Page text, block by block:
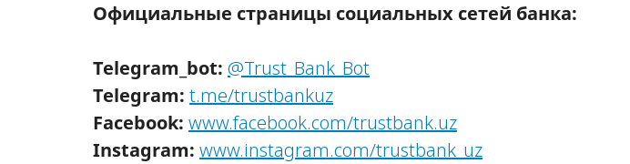
Официальные страницы социальных сетей банка:
Telegram_bot: @Trust_Bank_Bot
Telegram: t.me/trustbankuz
Facebook: www.facebook.com/trustbank.uz
Instagram: www.instagram.com/trustbank_uz